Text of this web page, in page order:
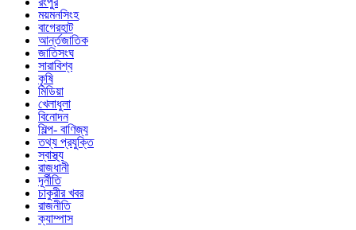
ময়মনসিংহ
বাগেরহাট
আর্ন্তজাতিক
জাতিসংঘ
সারাবিশ্ব
কৃষি
মিডিয়া
খেলাধুলা
বিনোদন
শিল্প- বাণিজ্য
তথ্য প্রযুক্তি
স্বাস্থ্য
রাজধানী
দূর্নীতি
চাকুরীর খবর
রাজনীতি
ক্যাম্পাস